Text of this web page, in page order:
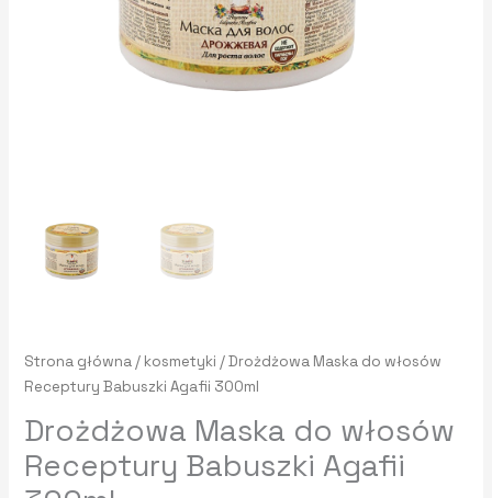
Strona główna / kosmetyki / Drożdżowa Maska do włosów
Receptury Babuszki Agafii 300ml
Drożdżowa Maska do włosów
Receptury Babuszki Agafii